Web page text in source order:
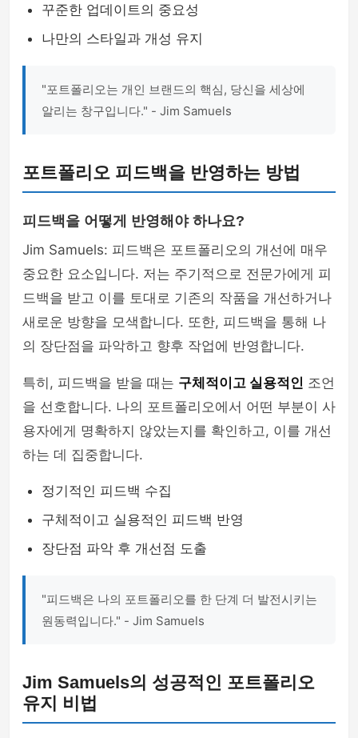
꾸준한 업데이트의 중요성
나만의 스타일과 개성 유지
"포트폴리오는 개인 브랜드의 핵심, 당신을 세상에
알리는 창구입니다." - Jim Samuels
포트폴리오 피드백을 반영하는 방법
피드백을 어떻게 반영해야 하나요?
Jim Samuels: 피드백은 포트폴리오의 개선에 매우
중요한 요소입니다. 저는 주기적으로 전문가에게 피
드백을 받고 이를 토대로 기존의 작품을 개선하거나
새로운 방향을 모색합니다. 또한, 피드백을 통해 나
의 장단점을 파악하고 향후 작업에 반영합니다.
특히, 피드백을 받을 때는 구체적이고 실용적인 조언
을 선호합니다. 나의 포트폴리오에서 어떤 부분이 사
용자에게 명확하지 않았는지를 확인하고, 이를 개선
하는 데 집중합니다.
정기적인 피드백 수집
구체적이고 실용적인 피드백 반영
장단점 파악 후 개선점 도출
"피드백은 나의 포트폴리오를 한 단계 더 발전시키는
원동력입니다." - Jim Samuels
Jim Samuels의 성공적인 포트폴리오
유지 비법